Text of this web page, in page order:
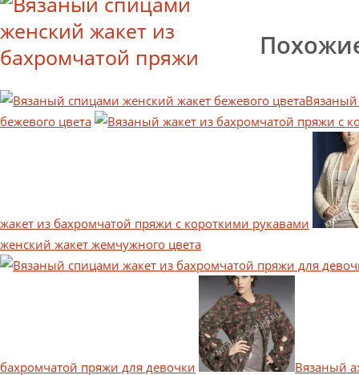
бежевого цвета
жакет из бахромчатой пряжи с короткими рукавами
женский жакет жемчужного цвета
бахромчатой пряжи для девочки Вязаный